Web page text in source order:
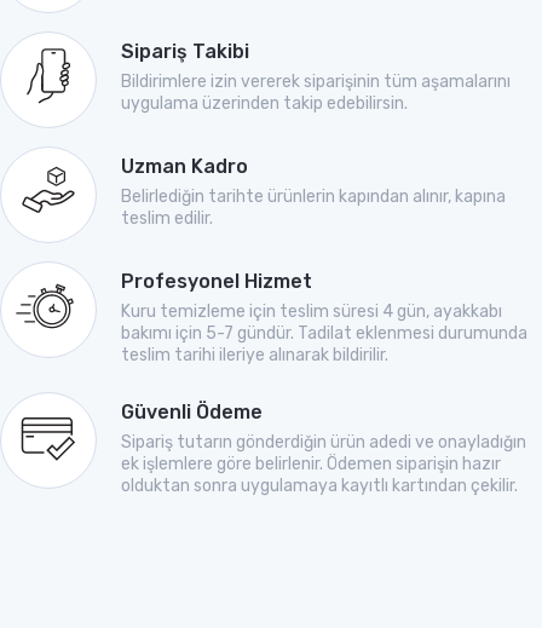
Sipariş Takibi
Bildirimlere izin vererek siparişinin tüm aşamalarını
uygulama üzerinden takip edebilirsin.
Uzman Kadro
Belirlediğin tarihte ürünlerin kapından alınır, kapına
teslim edilir.
Profesyonel Hizmet
Kuru temizleme için teslim süresi 4 gün, ayakkabı
bakımı için 5-7 gündür. Tadilat eklenmesi durumunda
teslim tarihi ileriye alınarak bildirilir.
Güvenli Ödeme
Sipariş tutarın gönderdiğin ürün adedi ve onayladığın
ek işlemlere göre belirlenir. Ödemen siparişin hazır
olduktan sonra uygulamaya kayıtlı kartından çekilir.